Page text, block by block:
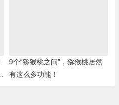
9个“猕猴桃之问”，猕猴桃居然
有这么多功能！